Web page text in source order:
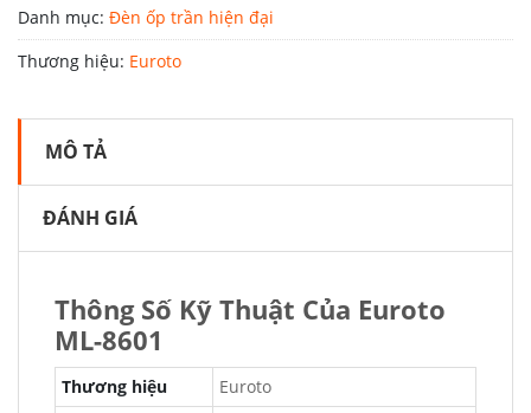
Danh mục: Đèn ốp trần hiện đại
Thương hiệu: Euroto
MÔ TẢ
ĐÁNH GIÁ
Thông Số Kỹ Thuật Của Euroto
ML-8601
Thương hiệu
Euroto